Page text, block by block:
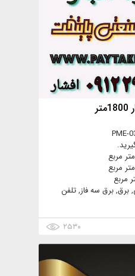
PME-
برق سه فاز, تلفن
۲۵۳۰